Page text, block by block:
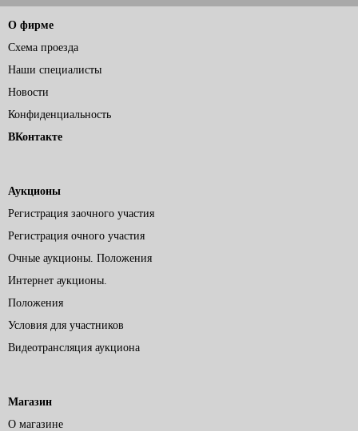
О фирме
Схема проезда
Наши специалисты
Новости
Конфиденциальность
ВКонтакте
Аукционы
Регистрация заочного участия
Регистрация очного участия
Очные аукционы. Положения
Интернет аукционы.
Положения
Условия для участников
Видеотрансляция аукциона
Магазин
О магазине